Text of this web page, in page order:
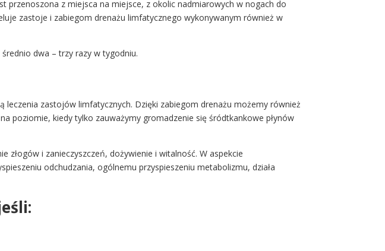
przenoszona z miejsca na miejsce, z okolic nadmiarowych w nogach do
zastoje i zabiegom drenażu limfatycznego wykonywanym również w
dwa – trzy razy w tygodniu.
zastojów limfatycznych. Dzięki zabiegom drenażu możemy również
poziomie, kiedy tylko zauważymy gromadzenie się śródtkankowe płynów
złogów i zanieczyszczeń, dożywienie i witalność. W aspekcie
odchudzania, ogólnemu przyspieszeniu metabolizmu, działa